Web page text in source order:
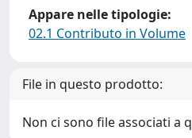
Appare nelle tipologie:
02.1 Contributo in Volume
File in questo prodotto:
Non ci sono file associati a